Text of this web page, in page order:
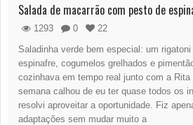
Salada de macarrão com pesto de
1293 0
22
Saladinha verde bem especial: um
espinafre, cogumelos grelhados e
cozinhava em tempo real junto com a
semana calhou de eu ter quase todos os
resolvi aproveitar a oportunidade. Fiz
adaptações sem mudar muito a